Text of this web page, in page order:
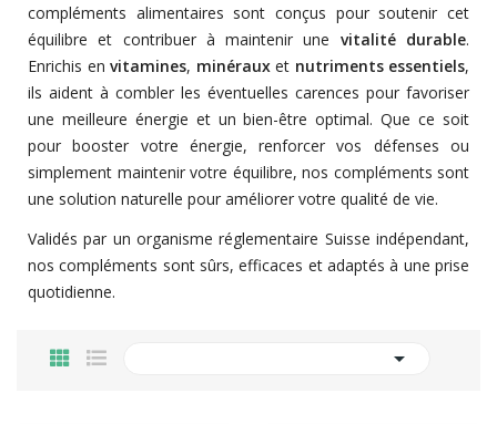
compléments alimentaires sont conçus pour soutenir cet
équilibre et contribuer à maintenir une vitalité durable.
Enrichis en vitamines, minérauxet nutriments essentiels,
ils aident à combler les éventuelles carences pour favoriser
une meilleure énergie et un bien-être optimal. Que ce soit
pour booster votre énergie, renforcer vos défenses ou
simplement maintenir votre équilibre, nos compléments sont
une solution naturelle pour améliorer votre qualité de vie.
Validés par un organisme réglementaire Suisse indépendant,
nos compléments sont sûrs, efficaces et adaptés à une prise
quotidienne.
